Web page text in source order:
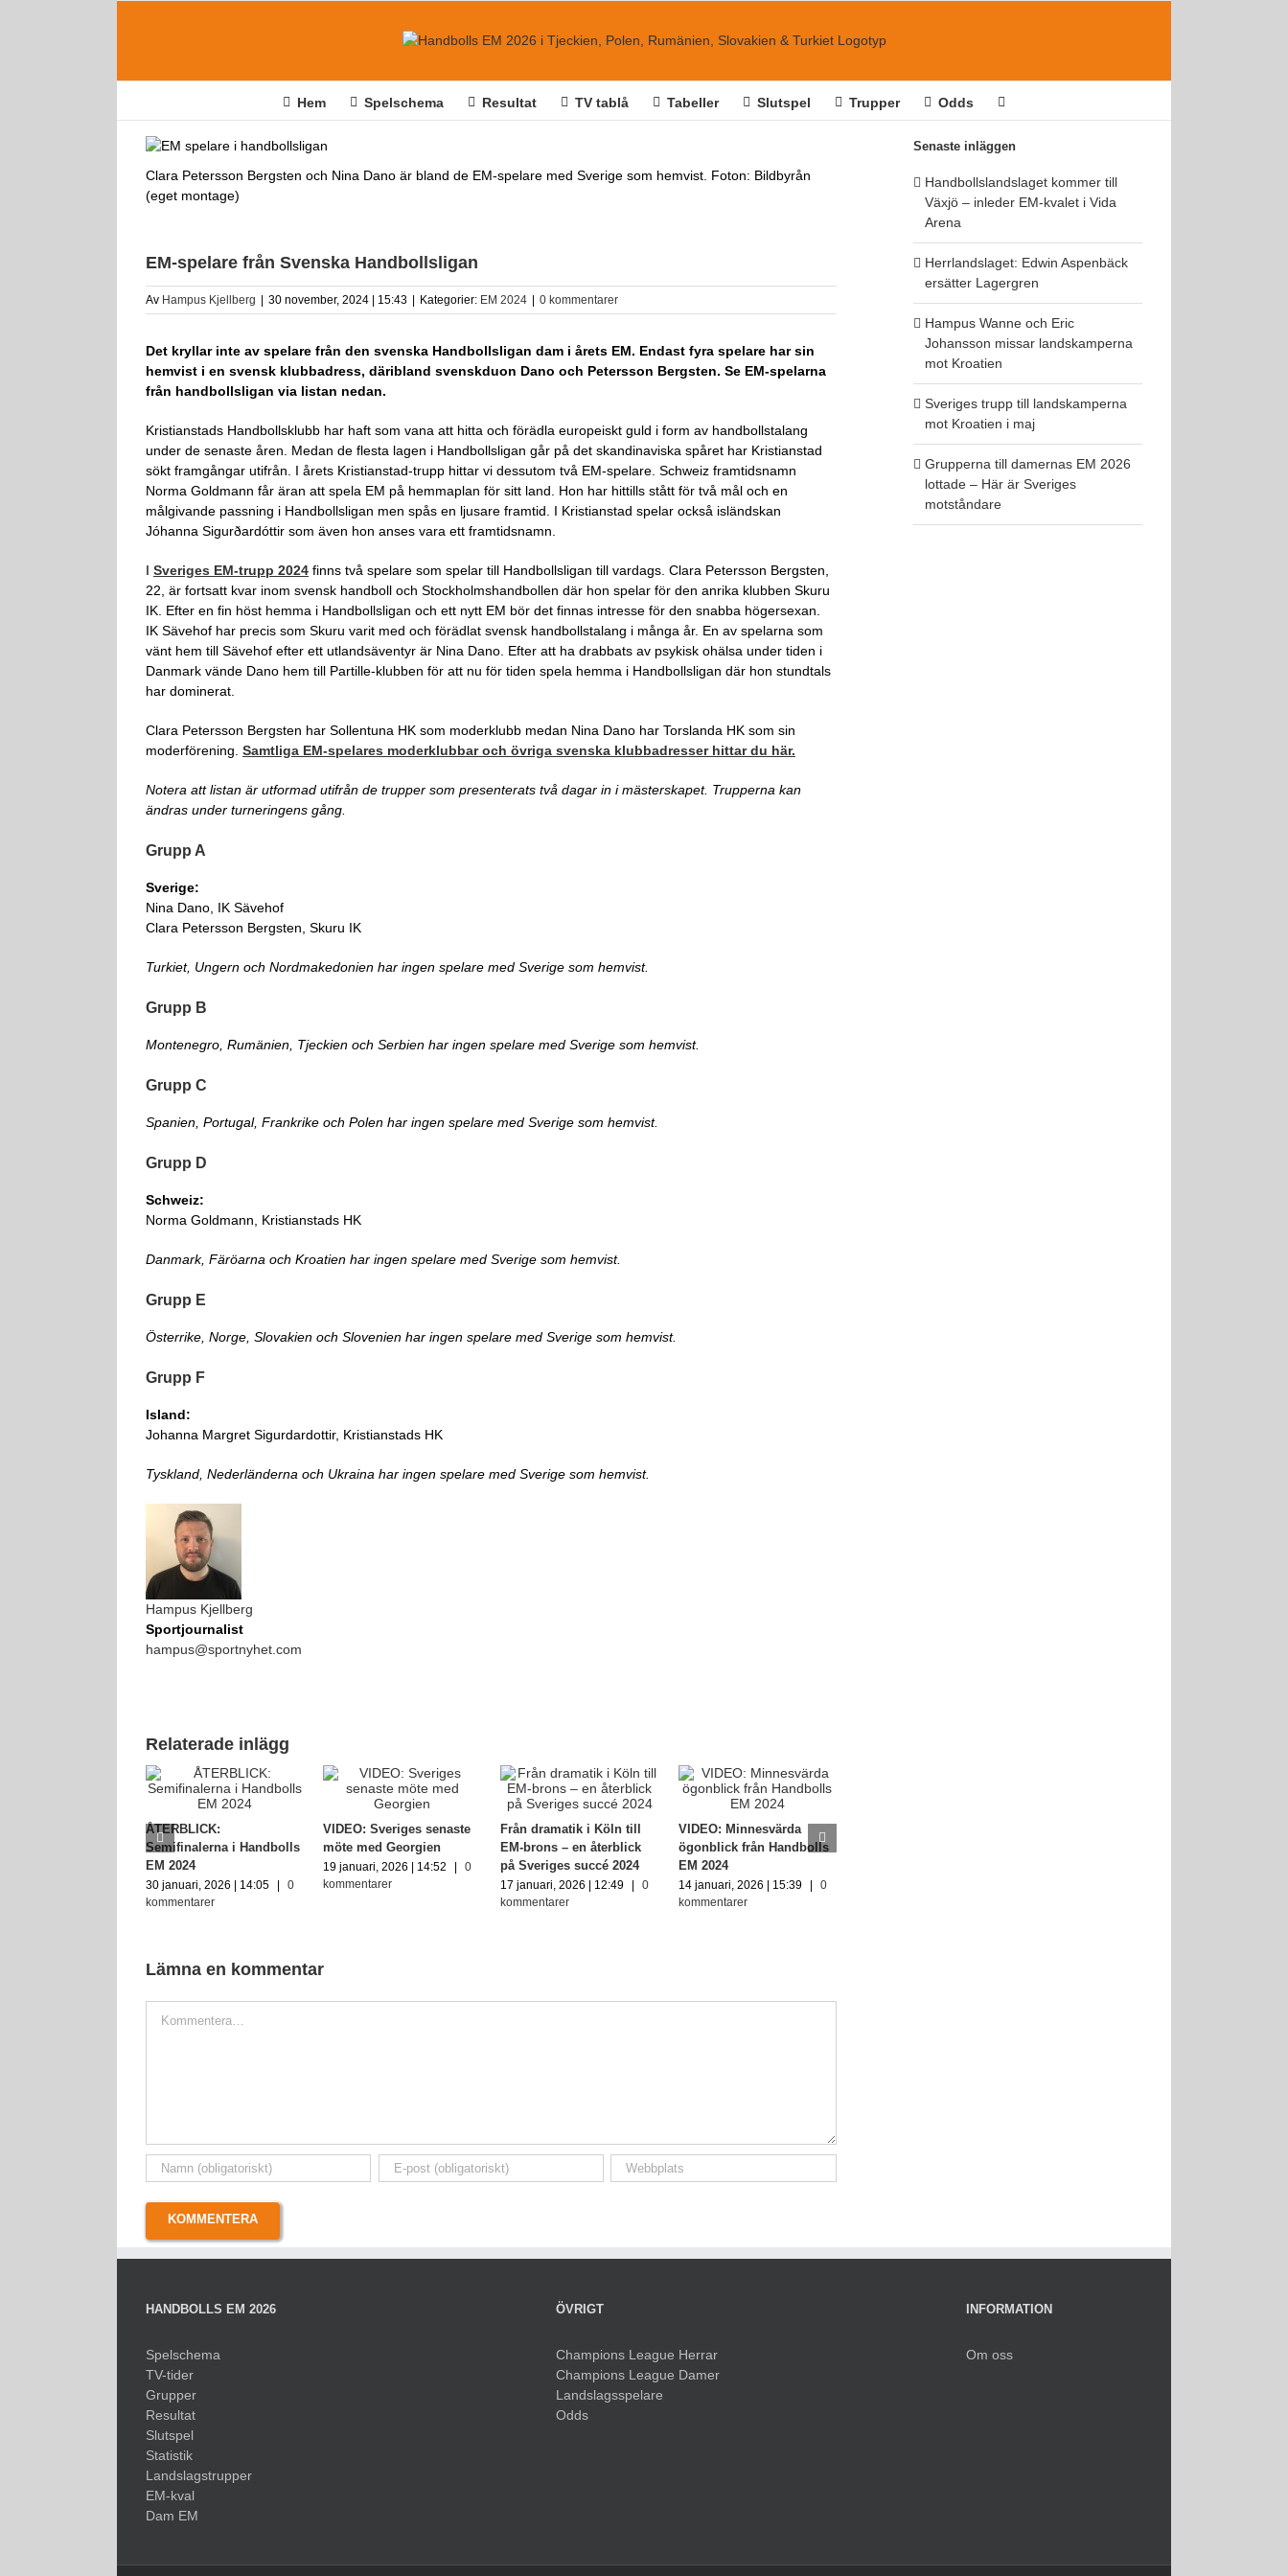
Hem Spelschema Resultat TV tablå Tabeller Slutspel Trupper Odds
Clara Petersson Bergsten och Nina Dano är bland de EM-spelare med Sverige som hemvist. Foton: Bildbyrån
(eget montage)
EM-spelare från Svenska Handbollsligan
Av Hampus Kjellberg 30 november, 2024 | 15:43 Kategorier: EM 2024 0 kommentarer
Det kryllar inte av spelare från den svenska Handbollsligan dam i årets EM. Endast fyra spelare har sin
hemvist i en svensk klubbadress, däribland svenskduon Dano och Petersson Bergsten. Se EM-spelarna
från handbollsligan via listan nedan.
Kristianstads Handbollsklubb har haft som vana att hitta och förädla europeiskt guld i form av handbollstalang
under de senaste åren. Medan de flesta lagen i Handbollsligan går på det skandinaviska spåret har Kristianstad
sökt framgångar utifrån. I årets Kristianstad-trupp hittar vi dessutom två EM-spelare. Schweiz framtidsnamn
Norma Goldmann får äran att spela EM på hemmaplan för sitt land. Hon har hittills stått för två mål och en
målgivande passning i Handbollsligan men spås en ljusare framtid. I Kristianstad spelar också isländskan
Jóhanna Sigurðardóttir som även hon anses vara ett framtidsnamn.
I Sveriges EM-trupp 2024finns två spelare som spelar till Handbollsligan till vardags. Clara Petersson Bergsten,
22, är fortsatt kvar inom svensk handboll och Stockholmshandbollen där hon spelar för den anrika klubben Skuru
IK. Efter en fin höst hemma i Handbollsligan och ett nytt EM bör det finnas intresse för den snabba högersexan.
IK Sävehof har precis som Skuru varit med och förädlat svensk handbollstalang i många år. En av spelarna som
vänt hem till Sävehof efter ett utlandsäventyr är Nina Dano. Efter att ha drabbats av psykisk ohälsa under tiden i
Danmark vände Dano hem till Partille-klubben för att nu för tiden spela hemma i Handbollsligan där hon stundtals
har dominerat.
Clara Petersson Bergsten har Sollentuna HK som moderklubb medan Nina Dano har Torslanda HK som sin
moderförening. Samtliga EM-spelares moderklubbar och övriga svenska klubbadresser hittar du här.
Notera att listan är utformad utifrån de trupper som presenterats två dagar in i mästerskapet. Trupperna kan
ändras under turneringens gång.
Grupp A
Sverige:
Nina Dano, IK Sävehof
Clara Petersson Bergsten, Skuru IK
Turkiet, Ungern och Nordmakedonien har ingen spelare med Sverige som hemvist.
Grupp B
Montenegro, Rumänien, Tjeckien och Serbien har ingen spelare med Sverige som hemvist.
Grupp C
Spanien, Portugal, Frankrike och Polen har ingen spelare med Sverige som hemvist.
Grupp D
Schweiz:
Norma Goldmann, Kristianstads HK
Danmark, Färöarna och Kroatien har ingen spelare med Sverige som hemvist.
Grupp E
Österrike, Norge, Slovakien och Slovenien har ingen spelare med Sverige som hemvist.
Grupp F
Island:
Johanna Margret Sigurdardottir, Kristianstads HK
Tyskland, Nederländerna och Ukraina har ingen spelare med Sverige som hemvist.
Hampus Kjellberg
Sportjournalist
hampus@sportnyhet.com
Relaterade inlägg
ÅTERBLICK:
Semifinalerna i Handbolls
EM 2024
30 januari, 2026 | 14:05 |
0
kommentarer
VIDEO: Sveriges senaste
möte med Georgien
19 januari, 2026 | 14:52 |
0
kommentarer
Från dramatik i Köln till
EM-brons – en återblick
på Sveriges succé 2024
17 januari, 2026 | 12:49 |
0
kommentarer
VIDEO: Minnesvärda
ögonblick från Handbolls
EM 2024
14 januari, 2026 | 15:39 |
0
kommentarer
Lämna en kommentar
Senaste inläggen
Handbollslandslaget kommer till
Växjö – inleder EM-kvalet i Vida
Arena
Herrlandslaget: Edwin Aspenbäck
ersätter Lagergren
Hampus Wanne och Eric
Johansson missar landskamperna
mot Kroatien
Sveriges trupp till landskamperna
mot Kroatien i maj
Grupperna till damernas EM 2026
lottade – Här är Sveriges
motståndare
HANDBOLLS EM 2026
Spelschema
TV-tider
Grupper
Resultat
Slutspel
Statistik
Landslagstrupper
EM-kval
Dam EM
ÖVRIGT
Champions League Herrar
Champions League Damer
Landslagsspelare
Odds
INFORMATION
Om oss